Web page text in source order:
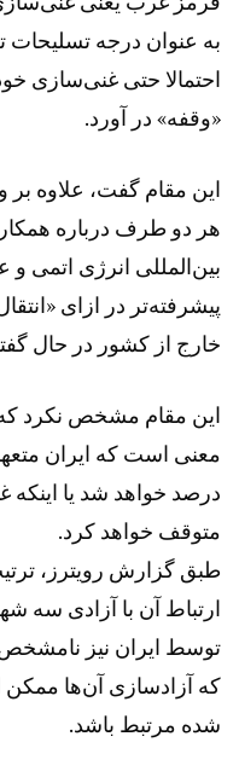
به عنوان درجه تسلیحات
«وقفه» در آورد.
هر دو طرف درباره
بین‌المللی انرژی اتمی
پیشرفته‌تر در ازای
خارج از کشور در حال
این مقام مشخص نکرد که
متوقف خواهد کرد.
طبق گزارش رویترز،
ارتباط آن با آزادی سه
توسط ایران نیز نامشخص
که آزادسازی آن‌ها
شده مرتبط باشد.